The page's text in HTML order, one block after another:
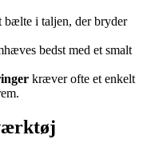
bælte i taljen, der bryder
bedst med et smalt
kræver ofte et enkelt